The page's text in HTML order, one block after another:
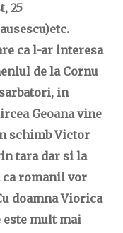
25
ca l-ar interesa
de la Cornu
in
Geoana vine
schimb Victor
tara dar si la
ca romanii vor
doamna Viorica
este mult mai